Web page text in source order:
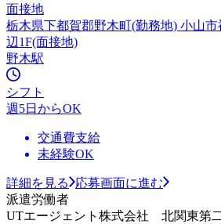
面接地
栃木県下都賀郡野木町(勤務地) 小山市
辺1F(面接地)
野木駅
シフト
週5日からOK
交通費支給
未経験OK
詳細を見る
応募画面に進む
派遣労働者
UTエージェント株式会社 北関東第